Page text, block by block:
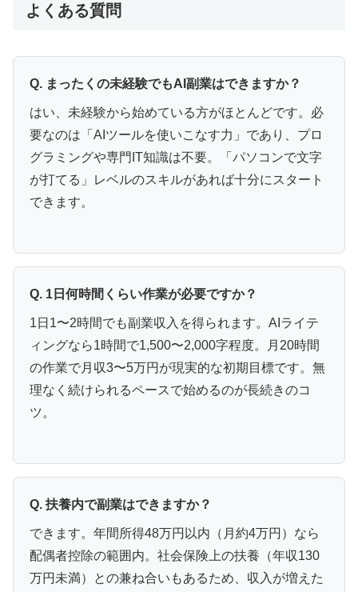
よくある質問
Q. まったくの未経験でもAI副業はできますか？
はい、未経験から始めている方がほとんどです。必
要なのは「AIツールを使いこなす力」であり、プロ
グラミングや専門IT知識は不要。「パソコンで文字
が打てる」レベルのスキルがあれば十分にスタート
できます。
Q. 1日何時間くらい作業が必要ですか？
1日1〜2時間でも副業収入を得られます。AIライテ
ィングなら1時間で1,500〜2,000字程度。月20時間
の作業で月収3〜5万円が現実的な初期目標です。無
理なく続けられるペースで始めるのが長続きのコ
ツ。
Q. 扶養内で副業はできますか？
できます。年間所得48万円以内（月約4万円）なら
配偶者控除の範囲内。社会保険上の扶養（年収130
万円未満）との兼ね合いもあるため、収入が増えた